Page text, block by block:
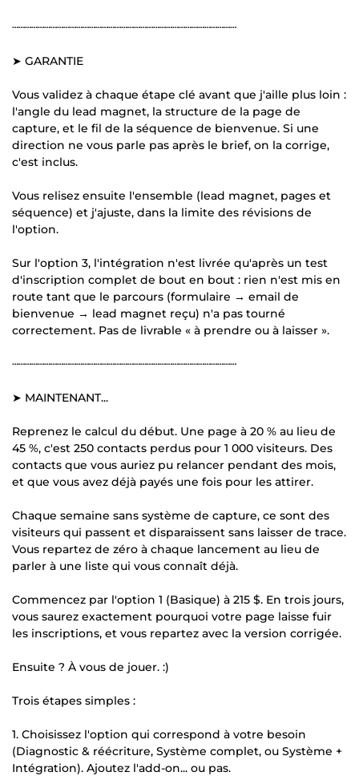
┄┄┄┄┄┄┄┄┄┄┄┄┄┄┄┄┄┄┄┄┄┄┄┄┄┄┄┄┄┄┄┄┄┄┄
➤ GARANTIE
Vous validez à chaque étape clé avant que j'aille plus loin :
l'angle du lead magnet, la structure de la page de
capture, et le fil de la séquence de bienvenue. Si une
direction ne vous parle pas après le brief, on la corrige,
c'est inclus.
Vous relisez ensuite l'ensemble (lead magnet, pages et
séquence) et j'ajuste, dans la limite des révisions de
l'option.
Sur l'option 3, l'intégration n'est livrée qu'après un test
d'inscription complet de bout en bout : rien n'est mis en
route tant que le parcours (formulaire → email de
bienvenue → lead magnet reçu) n'a pas tourné
correctement. Pas de livrable « à prendre ou à laisser ».
┄┄┄┄┄┄┄┄┄┄┄┄┄┄┄┄┄┄┄┄┄┄┄┄┄┄┄┄┄┄┄┄┄┄┄
➤ MAINTENANT...
Reprenez le calcul du début. Une page à 20 % au lieu de
45 %, c'est 250 contacts perdus pour 1 000 visiteurs. Des
contacts que vous auriez pu relancer pendant des mois,
et que vous avez déjà payés une fois pour les attirer.
Chaque semaine sans système de capture, ce sont des
visiteurs qui passent et disparaissent sans laisser de trace.
Vous repartez de zéro à chaque lancement au lieu de
parler à une liste qui vous connaît déjà.
Commencez par l'option 1 (Basique) à 215 $. En trois jours,
vous saurez exactement pourquoi votre page laisse fuir
les inscriptions, et vous repartez avec la version corrigée.
Ensuite ? À vous de jouer. :)
Trois étapes simples :
1. Choisissez l'option qui correspond à votre besoin
(Diagnostic & réécriture, Système complet, ou Système +
Intégration). Ajoutez l'add-on... ou pas.